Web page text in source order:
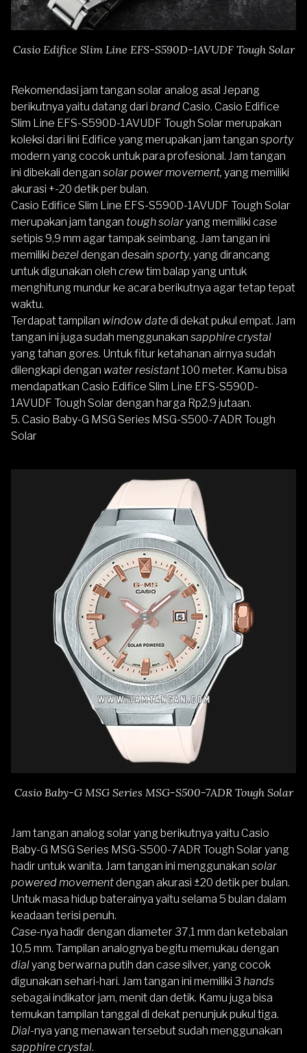
Casio Edifice Slim Line EFS-S590D-1AVUDF Tough Solar
Rekomendasi jam tangan solar analog asal Jepang
berikutnya yaitu datang dari brandCasio. Casio Edifice
Slim Line EFS-S590D-1AVUDF Tough Solar merupakan
koleksi dari lini Edifice yang merupakan jam tangan sporty
modern yang cocok untuk para profesional. Jam tangan
ini dibekali dengan solar power movement, yang memiliki
akurasi +-20 detik per bulan.
Casio Edifice Slim Line EFS-S590D-1AVUDF Tough Solar
merupakan jam tangan tough solaryang memiliki case
setipis 9,9 mm agar tampak seimbang. Jam tangan ini
memiliki bezeldengan desain sporty, yang dirancang
untuk digunakan oleh crewtim balap yang untuk
menghitung mundur ke acara berikutnya agar tetap tepat
waktu.
Terdapat tampilan window datedi dekat pukul empat. Jam
tangan ini juga sudah menggunakan sapphire crystal
yang tahan gores. Untuk fitur ketahanan airnya sudah
dilengkapi dengan water resistant100 meter. Kamu bisa
mendapatkan Casio Edifice Slim Line EFS-S590D-
1AVUDF Tough Solar dengan harga Rp2,9 jutaan.
5. Casio Baby-G MSG Series MSG-S500-7ADR Tough
Solar
Casio Baby-G MSG Series MSG-S500-7ADR Tough Solar
Jam tangan analog solar yang berikutnya yaitu Casio
Baby-G MSG Series MSG-S500-7ADR Tough Solar yang
hadir untuk wanita. Jam tangan ini menggunakan solar
powered movementdengan akurasi ±20 detik per bulan.
Untuk masa hidup baterainya yaitu selama 5 bulan dalam
keadaan terisi penuh.
Case-nya hadir dengan diameter 37,1 mm dan ketebalan
10,5 mm. Tampilan analognya begitu memukau dengan
dialyang berwarna putih dan casesilver, yang cocok
digunakan sehari-hari. Jam tangan ini memiliki 3 hands
sebagai indikator jam, menit dan detik. Kamu juga bisa
temukan tampilan tanggal di dekat penunjuk pukul tiga.
Dial-nya yang menawan tersebut sudah menggunakan
sapphire crystal.